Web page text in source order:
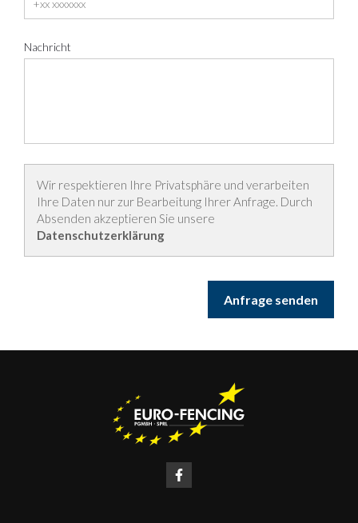
Nachricht
Wir respektieren Ihre Privatsphäre und verarbeiten
Ihre Daten nur zur Bearbeitung Ihrer Anfrage. Durch
Absenden akzeptieren Sie unsere
Datenschutzerklärung